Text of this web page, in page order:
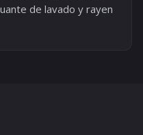
de lavado y rayen